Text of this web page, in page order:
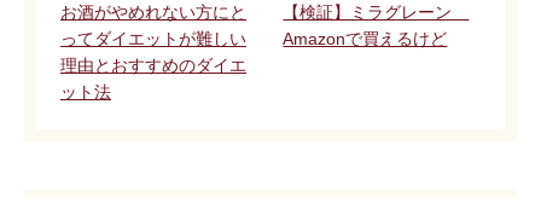
お酒がやめれない方にと
ってダイエットが難しい
理由とおすすめのダイエ
ット法
【検証】ミラグレーン
Amazonで買えるけど